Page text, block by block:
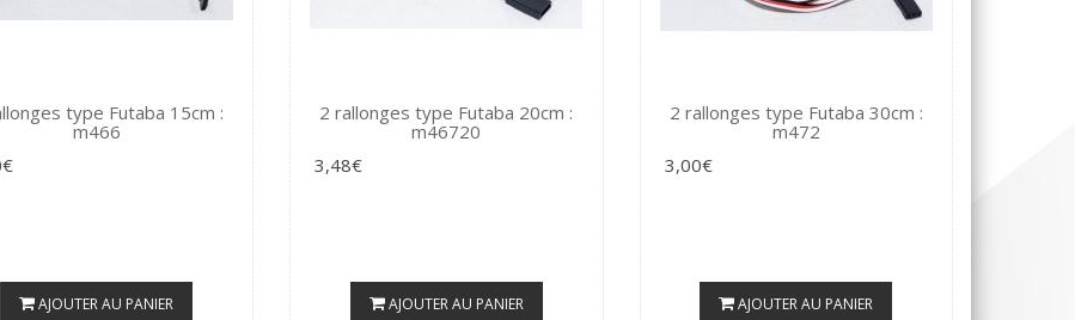
type Futaba 15cm :
m466
AJOUTER AU PANIER
2 rallonges type Futaba 20cm :
m46720
3,48€
AJOUTER AU PANIER
2 rallonges type Futaba 30cm :
m472
3,00€
AJOUTER AU PANIER